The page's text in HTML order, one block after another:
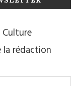
Culture
la rédaction